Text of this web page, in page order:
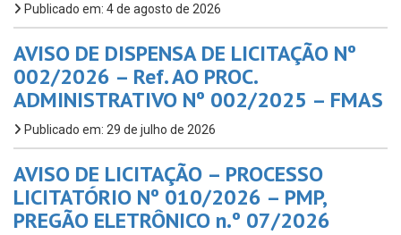
Publicado em: 4 de agosto de 2026
AVISO DE DISPENSA DE LICITAÇÃO Nº
002/2026 – Ref. AO PROC.
ADMINISTRATIVO Nº 002/2025 – FMAS
Publicado em: 29 de julho de 2026
AVISO DE LICITAÇÃO – PROCESSO
LICITATÓRIO Nº 010/2026 – PMP,
PREGÃO ELETRÔNICO n.º 07/2026